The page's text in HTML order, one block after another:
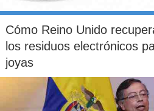
Cómo Reino Unido
los residuos electrónicos
joyas